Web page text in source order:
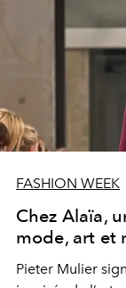
FASHION WEEK
Chez Alaïa,
mode, art et
Pieter Mulier